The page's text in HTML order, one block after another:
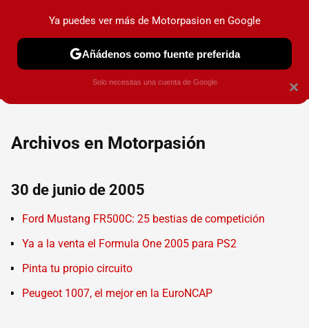
PRUEBAS COCHES ELÉCTRICOS OBSERVATORIO
Archivos en Motorpasión
30 de junio de 2005
Ford Mustang FR500C: 25 bestias de competición
Ya a la venta el Formula One 2005 para PS2
Pinta tu propio circuito
Peugeot 1007, el mejor en la EuroNCAP
×
Ya puedes ver más de Motorpasion en Google
Añádenos como fuente preferida
Solo necesitas una cuenta de Google